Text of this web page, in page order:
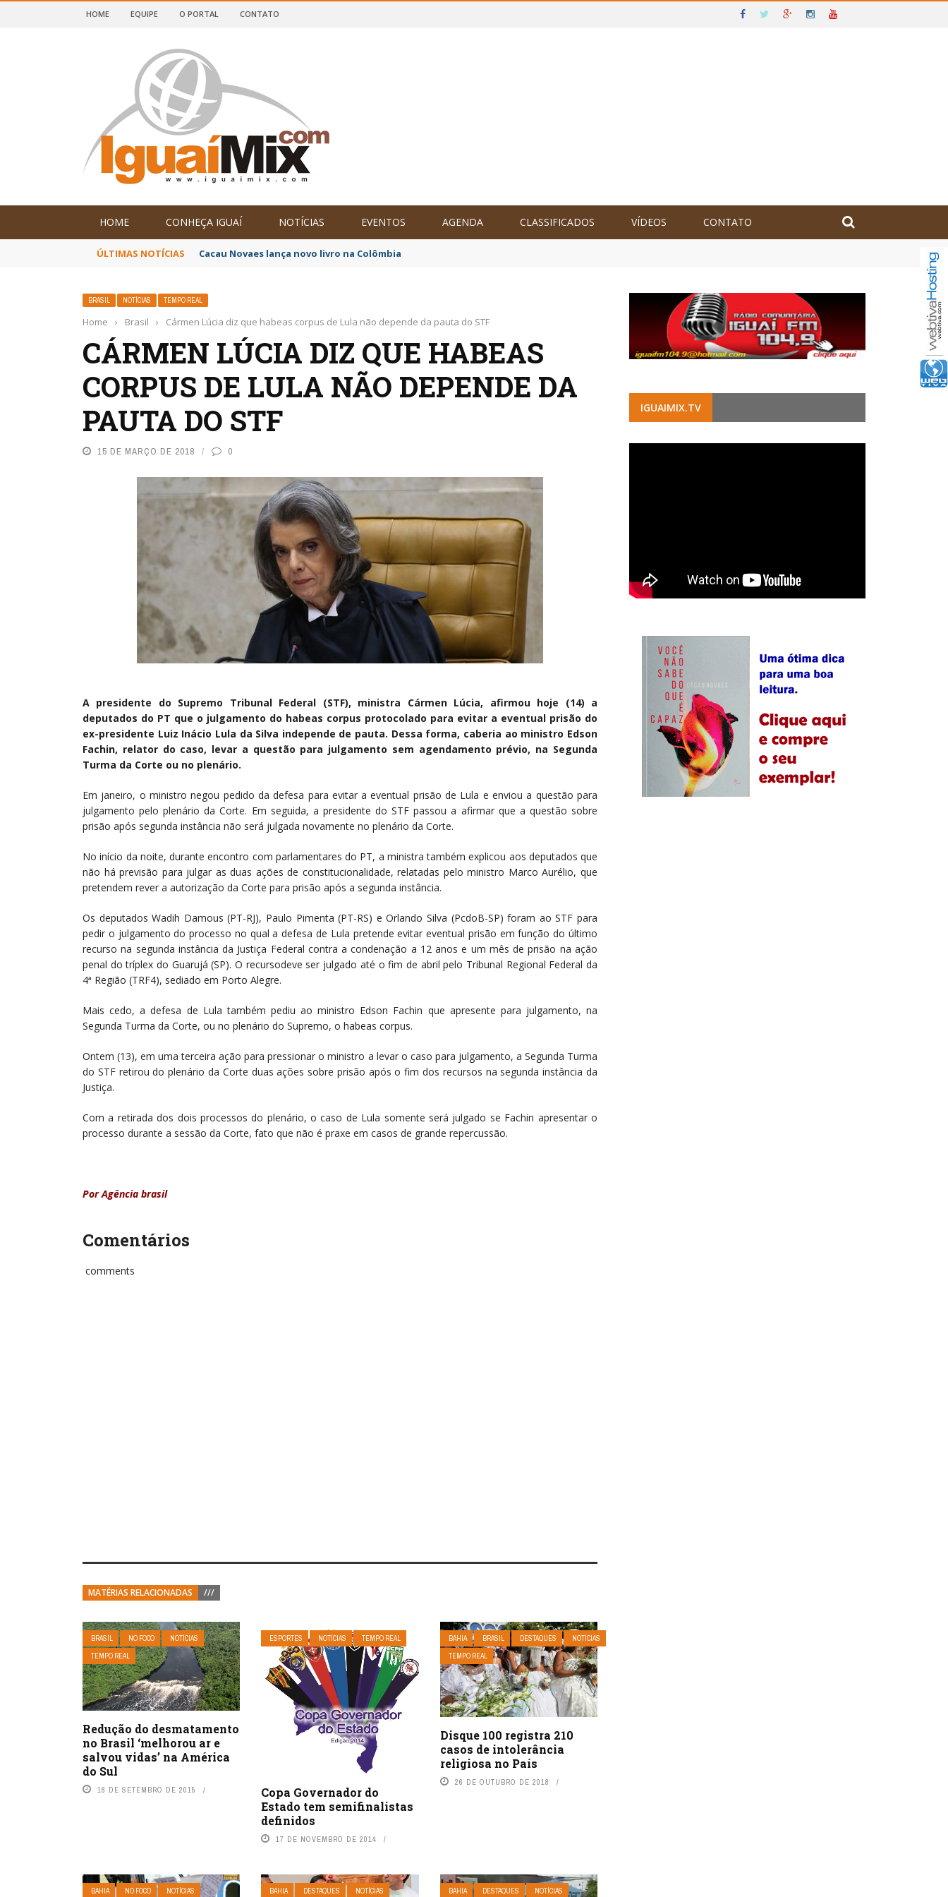
E SUDOESTE DA BAHIA
HOME EQUIPE O PORTAL CONTATO
HOME CONHEÇA IGUAÍ NOTÍCIAS EVENTOS AGENDA CLASSIFICADOS VÍDEOS CONTATO
ÚLTIMAS NOTÍCIAS Cacau Novaes lança novo livro na Colômbia
BRASIL NOTÍCIAS TEMPO REAL
Home › Brasil › Cármen Lúcia diz que habeas corpus de Lula não depende da pauta do STF
CÁRMEN LÚCIA DIZ QUE HABEAS
CORPUS DE LULA NÃO DEPENDE DA
PAUTA DO STF
15 DE MARÇO DE 2018 0
A presidente do Supremo Tribunal Federal (STF), ministra Cármen Lúcia, afirmou hoje (14) a
deputados do PT que o julgamento do habeas corpus protocolado para evitar a eventual prisão do
ex-presidente Luiz Inácio Lula da Silva independe de pauta. Dessa forma, caberia ao ministro Edson
Fachin, relator do caso, levar a questão para julgamento sem agendamento prévio, na Segunda
Turma da Corte ou no plenário.
Em janeiro, o ministro negou pedido da defesa para evitar a eventual prisão de Lula e enviou a questão para
julgamento pelo plenário da Corte. Em seguida, a presidente do STF passou a afirmar que a questão sobre
prisão após segunda instância não será julgada novamente no plenário da Corte.
No início da noite, durante encontro com parlamentares do PT, a ministra também explicou aos deputados que
não há previsão para julgar as duas ações de constitucionalidade, relatadas pelo ministro Marco Aurélio, que
pretendem rever a autorização da Corte para prisão após a segunda instância.
Os deputados Wadih Damous (PT-RJ), Paulo Pimenta (PT-RS) e Orlando Silva (PcdoB-SP) foram ao STF para
pedir o julgamento do processo no qual a defesa de Lula pretende evitar eventual prisão em função do último
recurso na segunda instância da Justiça Federal contra a condenação a 12 anos e um mês de prisão na ação
penal do tríplex do Guarujá (SP). O recursodeve ser julgado até o fim de abril pelo Tribunal Regional Federal da
4ª Região (TRF4), sediado em Porto Alegre.
Mais cedo, a defesa de Lula também pediu ao ministro Edson Fachin que apresente para julgamento, na
Segunda Turma da Corte, ou no plenário do Supremo, o habeas corpus.
Ontem (13), em uma terceira ação para pressionar o ministro a levar o caso para julgamento, a Segunda Turma
do STF retirou do plenário da Corte duas ações sobre prisão após o fim dos recursos na segunda instância da
Justiça.
Com a retirada dos dois processos do plenário, o caso de Lula somente será julgado se Fachin apresentar o
processo durante a sessão da Corte, fato que não é praxe em casos de grande repercussão.
Por Agência brasil
Comentários
comments
MATÉRIAS RELACIONADAS ///
BRASIL NO FOCO
NOTÍCIAS
TEMPO REAL
Redução do desmatamento
no Brasil ‘melhorou ar e
salvou vidas’ na América
do Sul
18 DE SETEMBRO DE 2015
ESPORTES NOTÍCIAS TEMPO REAL
Copa Governador do
Estado tem semifinalistas
definidos
17 DE NOVEMBRO DE 2014
BAHIA BRASIL DESTAQUES
NOTÍCIAS
TEMPO REAL
Disque 100 registra 210
casos de intolerância
religiosa no País
26 DE OUTUBRO DE 2018
BAHIA NO FOCO
NOTÍCIAS
BAHIA DESTAQUES
NOTÍCIAS
BAHIA DESTAQUES
NOTÍCIAS
IGUAIMIX.TV